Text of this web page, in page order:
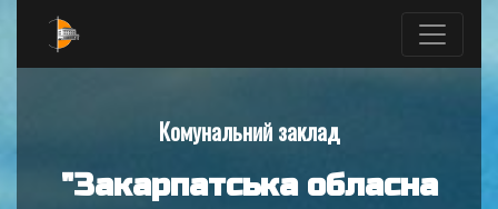
Комунальний заклад
"Закарпатська обласна